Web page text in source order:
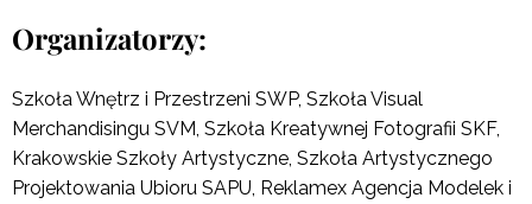
Organizatorzy:
Szkoła Wnętrz i Przestrzeni SWP, Szkoła Visual
Merchandisingu SVM, Szkoła Kreatywnej Fotografii SKF,
Krakowskie Szkoły Artystyczne, Szkoła Artystycznego
Projektowania Ubioru SAPU, Reklamex Agencja Modelek i